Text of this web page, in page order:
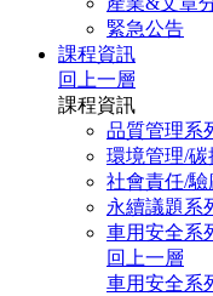
緊急公告
課程資訊
回上一層
課程資訊
品質管理系
環境管理/碳
社會責任/驗
永續議題系
車用安全系
回上一層
車用安全系